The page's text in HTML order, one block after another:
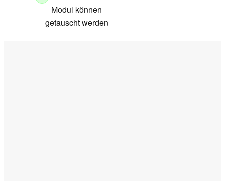
Modul können
getauscht werden